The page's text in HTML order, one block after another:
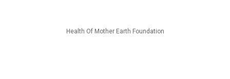
Health Of Mother Earth Foundation